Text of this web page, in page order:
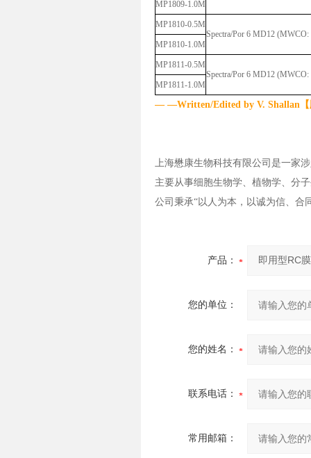
MP1809-1.0M
MP1810-0.5M
Spectra/Por 6 MD12 (MWCO:
MP1810-1.0M
MP1811-0.5M
Spectra/Por 6 MD12 (MWCO:
MP1811-1.0M
— —Written/Edited by V. Shallan【
上海懋康生物科技有限公司是一家
主要从事细胞生物学、植物学、分
公司秉承“以人为本，以诚为信、
产品：
您的单位：
您的姓名：
联系电话：
常用邮箱：